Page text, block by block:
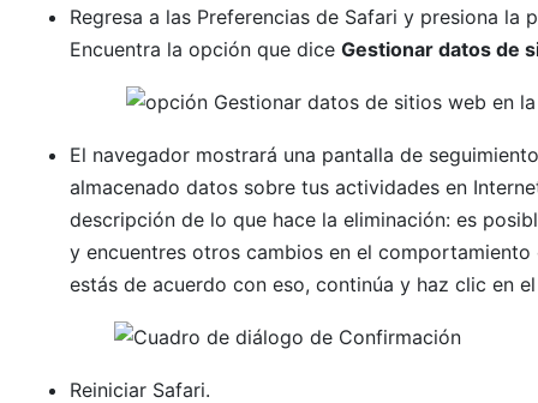
Regresa a las Preferencias de Safari y presiona la
Encuentra la opción que dice Gestionar datos de
El navegador mostrará una pantalla de
almacenado datos sobre tus actividades en
descripción de lo que hace la eliminación: es
y encuentres otros cambios en el
estás de acuerdo con eso, continúa y haz clic en
Reiniciar Safari.